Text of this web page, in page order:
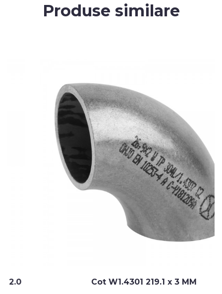
Produse similare
Cot W1.4301 219.1 x 3 MM